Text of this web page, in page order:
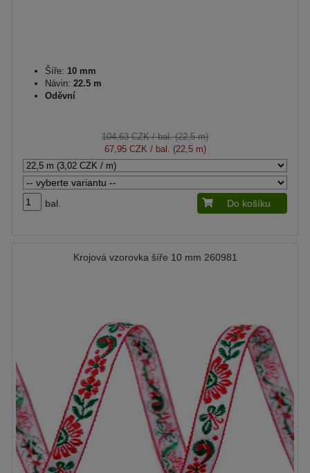
Šíře: 10 mm
Návin: 22.5 m
Oděvní
104,63 CZK/ bal. (22,5 m)
67,95 CZK / bal. (22,5 m)
bal. Do košíku
Krojová vzorovka šíře 10 mm 260981